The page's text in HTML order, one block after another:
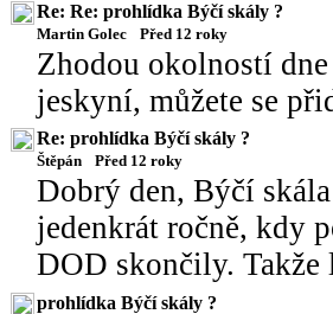
Re: Re: prohlídka Býčí skály ?
Martin Golec Před 12 roky
Zhodou okolností
jeskyní, můžete se
Re: prohlídka Býčí skály ?
Štěpán Před 12 roky
Dobrý den, Býčí
jedenkrát ročně, kdy
DOD skončily. Takže
prohlídka Býčí skály ?